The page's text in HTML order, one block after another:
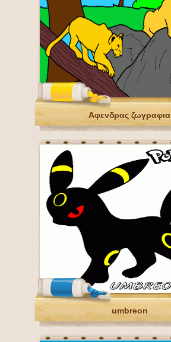
Αφενδρας ζωγραφια
umbreon